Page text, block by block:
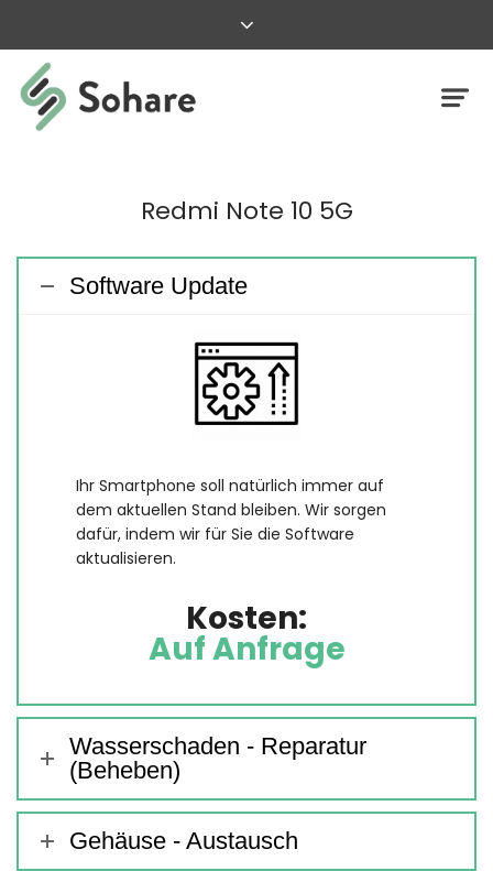
Redmi Note 10 5G
Software Update
Ihr Smartphone soll natürlich immer auf
dem aktuellen Stand bleiben. Wir sorgen
dafür, indem wir für Sie die Software
aktualisieren.
Kosten:
Auf Anfrage
Wasserschaden - Reparatur
(Beheben)
Gehäuse - Austausch